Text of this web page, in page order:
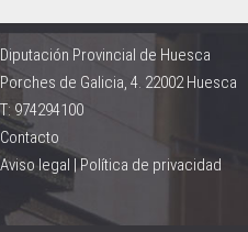
Diputación Provincial de Huesca
Porches de Galicia, 4. 22002 Huesca
T: 974294100
Contacto
Aviso legal |Política de privacidad